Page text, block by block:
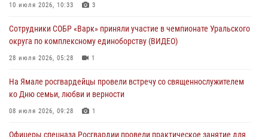
Акция «Каникулы с Росгвардией» продолжается на Ямале
10 июля 2026, 10:33 3
Сотрудники СОБР «Варк» приняли участие в чемпионате Уральского
округа по комплексному единоборству (ВИДЕО)
28 июля 2026, 05:28 1
На Ямале росгвардейцы провели встречу со священнослужителем
ко Дню семьи, любви и верности
08 июля 2026, 09:28 1
Офицеры спецназа Росгвардии провели практическое занятие для